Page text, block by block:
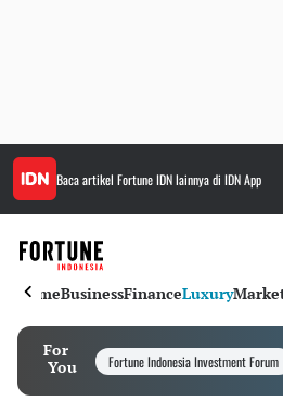
Baca artikel Fortune IDNlainnya di IDN App
HomeBusinessFinanceLuxury
For
You
Fortune Indonesia Investment Forum